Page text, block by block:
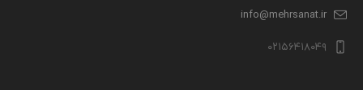
info@mehrsanat.ir
۰۲۱۵۶۴۱۸۰۴۹